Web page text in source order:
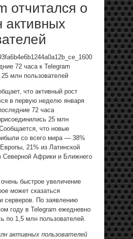
отчитался о
активных
72 часа к Telegram
млн пользователей
что активный рост
в первую неделю января
72 часа
25 млн
что новые
со всего мира — 38%
21% из Латинской
Северной Африки и Ближнего
быстрое увеличение
может сказаться
серверов. По заявлению
году в Telegram ежедневно
по 1,5 млн пользователей.
активных пользователей